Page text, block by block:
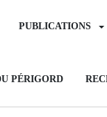
PUBLICATIONS
PÉRIGORD